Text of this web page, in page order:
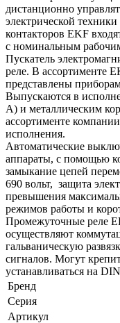
дистанционно
электрической
контакторов EKF
с номинальным
Пускатель
реле. В ассортименте
представлены
Выпускаются в
А) и металлическим
ассортименте
исполнения.
Автоматические
аппараты, с помощью
замыкание цепей
690 вольт, защита
превышения
режимов работы и
Промежуточные реле
осуществляют
гальваническую
сигналов. Могут
устанавливаться на
Бренд
Серия
Артикул